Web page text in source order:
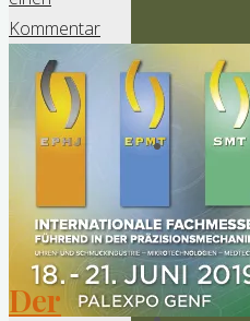
Kommentar
Der